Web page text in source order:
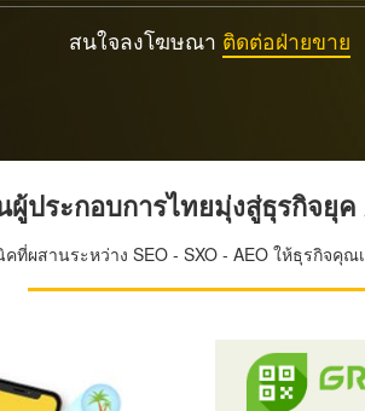
สนใจลงโฆษณา ติดต่อฝ่ายขาย
ประกอบการไทยมุ่งสู่ธุรกิจยุ
ผสานระหว่าง SEO - SXO - AEO ให้ธุรกิจ